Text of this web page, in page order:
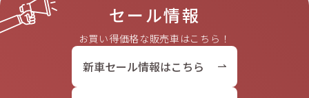
セール情報
お買い得価格な販売車はこちら！
新車セール情報はこちら